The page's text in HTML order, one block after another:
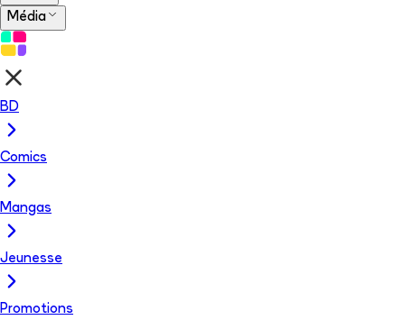
Média
BD
Comics
Mangas
Jeunesse
Promotions